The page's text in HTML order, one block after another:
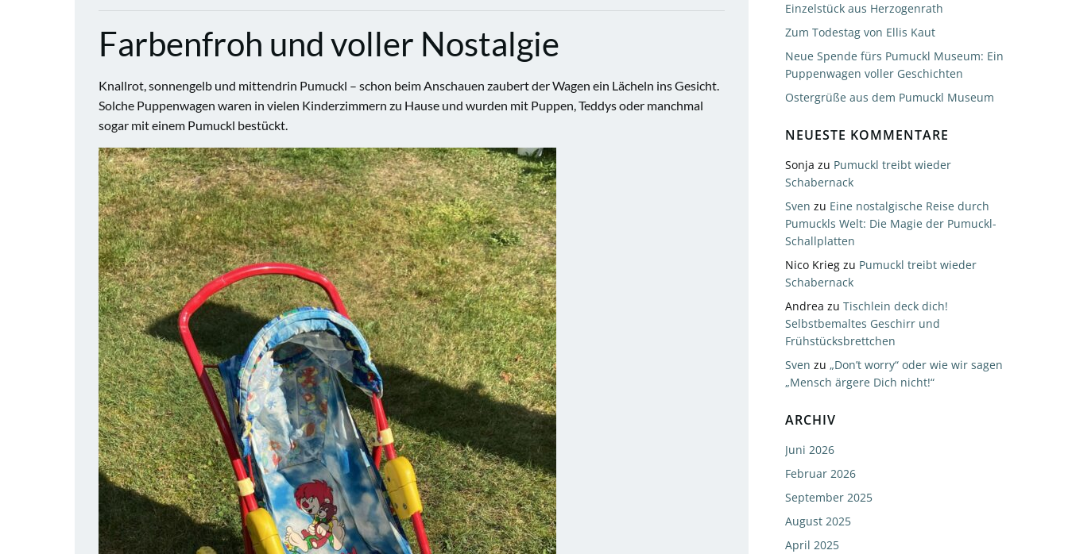
Farbenfroh und voller Nostalgie
Knallrot, sonnengelb und mittendrin Pumuckl – schon beim Anschauen zaubert der Wagen ein Lächeln ins Gesicht.
Solche Puppenwagen waren in vielen Kinderzimmern zu Hause und wurden mit Puppen, Teddys oder manchmal
sogar mit einem Pumuckl bestückt.
Einzelstück aus Herzogenrath
Zum Todestag von Ellis Kaut
Neue Spende fürs Pumuckl Museum: Ein
Puppenwagen voller Geschichten
Ostergrüße aus dem Pumuckl Museum
NEUESTE KOMMENTARE
Sonja zu Pumuckl treibt wieder
Schabernack
Sven zu Eine nostalgische Reise durch
Pumuckls Welt: Die Magie der Pumuckl-
Schallplatten
Nico Krieg zu Pumuckl treibt wieder
Schabernack
Andrea zu Tischlein deck dich!
Selbstbemaltes Geschirr und
Frühstücksbrettchen
Sven zu „Don’t worry“ oder wie wir sagen
„Mensch ärgere Dich nicht!“
ARCHIV
Juni 2026
Februar 2026
September 2025
August 2025
April 2025